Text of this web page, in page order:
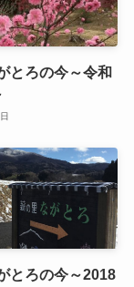
とろの今～令和
とろの今～2018